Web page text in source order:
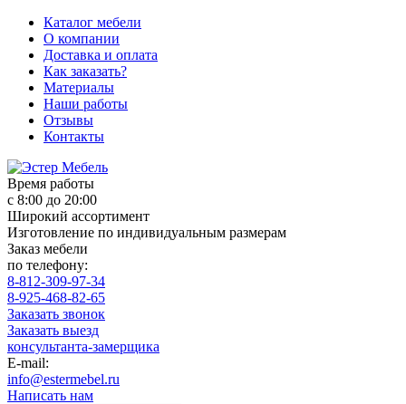
Каталог мебели
О компании
Доставка и оплата
Как заказать?
Материалы
Наши работы
Отзывы
Контакты
Время работы
с 8:00 до 20:00
Широкий ассортимент
Изготовление по индивидуальным размерам
Заказ мебели
по телефону:
8-812-309-97-34
8-925-468-82-65
Заказать звонок
Заказать выезд
консультанта-замерщика
E-mail:
info@estermebel.ru
Написать нам